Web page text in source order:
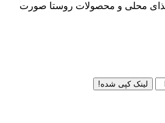
غذای محلی و محصولات روستا صورت
لینک کپی شده!